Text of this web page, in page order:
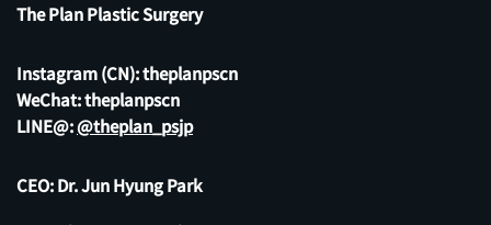
The Plan Plastic Surgery
Instagram (CN):theplanpscn
WeChat: theplanpscn
LINE@:@theplan_psjp
CEO: Dr. Jun Hyung Park